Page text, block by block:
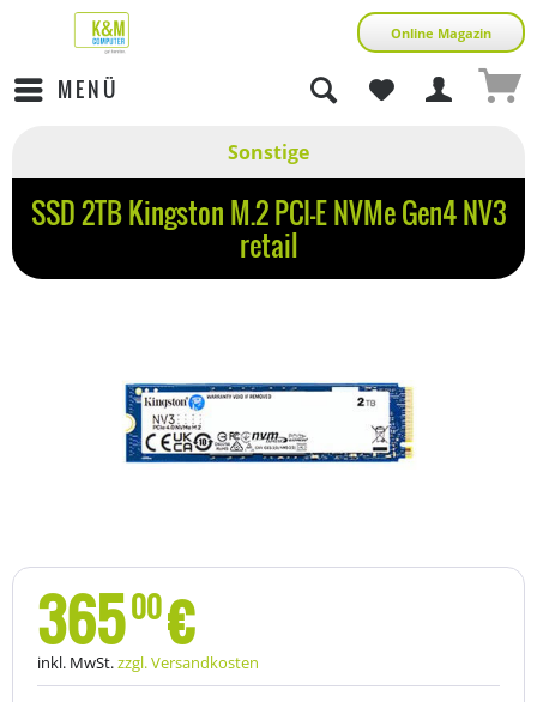
Online Magazin
MENÜ
Sonstige
SSD 2TB Kingston M.2 PCI-E NVMe Gen4 NV3
retail
36500€
inkl. MwSt.zzgl. Versandkosten